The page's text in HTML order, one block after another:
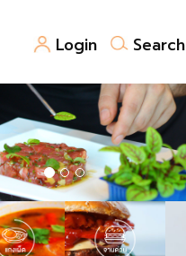
Login Search
สุด